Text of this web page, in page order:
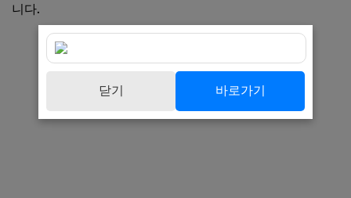
니다.
닫기 바로가기